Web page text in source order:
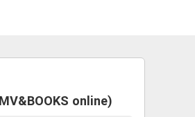
online)